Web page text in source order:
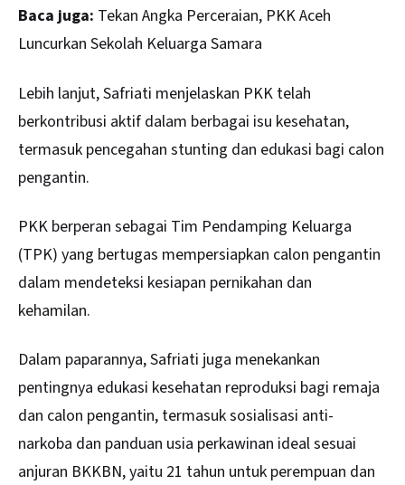
Baca juga: Tekan Angka Perceraian, PKK Aceh
Luncurkan Sekolah Keluarga Samara
Lebih lanjut, Safriati menjelaskan PKK telah
berkontribusi aktif dalam berbagai isu kesehatan,
termasuk pencegahan stunting dan edukasi bagi calon
pengantin.
PKK berperan sebagai Tim Pendamping Keluarga
(TPK) yang bertugas mempersiapkan calon pengantin
dalam mendeteksi kesiapan pernikahan dan
kehamilan.
Dalam paparannya, Safriati juga menekankan
pentingnya edukasi kesehatan reproduksi bagi remaja
dan calon pengantin, termasuk sosialisasi anti-
narkoba dan panduan usia perkawinan ideal sesuai
anjuran BKKBN, yaitu 21 tahun untuk perempuan dan